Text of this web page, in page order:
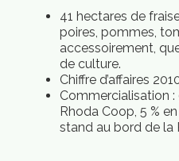
41 hectares de
poires, pommes,
accessoirement,
de culture.
Chiffre d’affaires
Commercialisation
Rhoda Coop, 5 %
stand au bord de la